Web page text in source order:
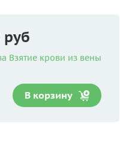
руб
Взятие крови из вены
В корзину